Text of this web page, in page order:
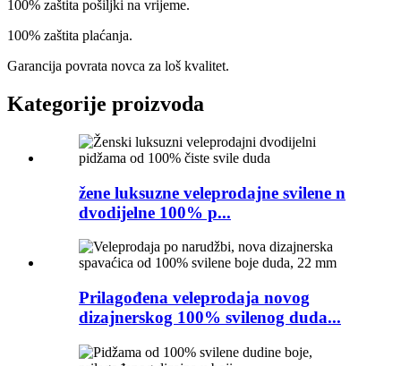
100% zaštita pošiljki na vrijeme.
100% zaštita plaćanja.
Garancija povrata novca za loš kvalitet.
Kategorije proizvoda
žene luksuzne veleprodajne svilene n
dvodijelne 100% p...
Prilagođena veleprodaja novog
dizajnerskog 100% svilenog duda...